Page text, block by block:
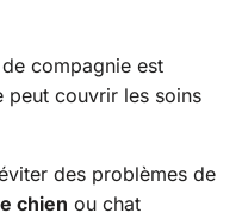
compagnie est
peut couvrir les soins
des problèmes de
chien ou chat